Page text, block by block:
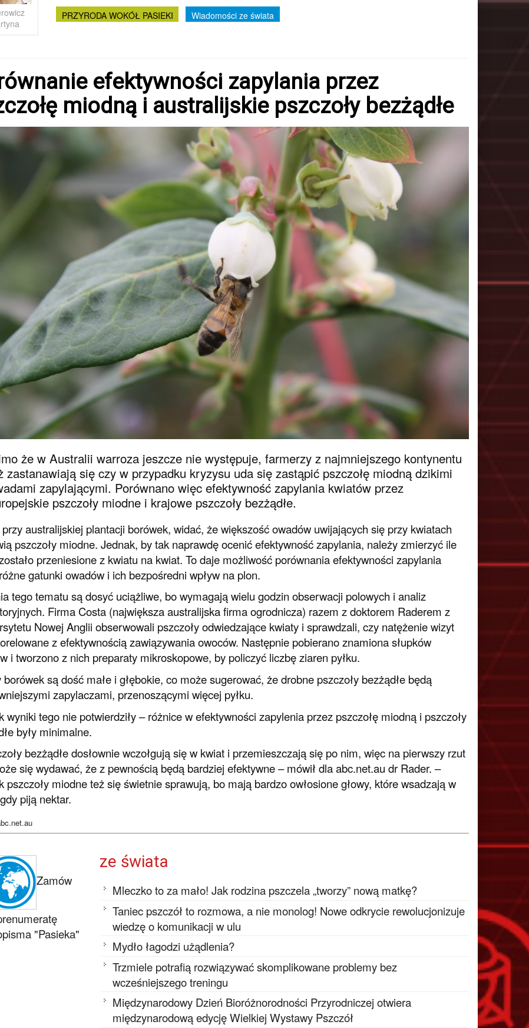
PRZYRODA WOKÓŁ PASIEKI Wiadomości ze świata
efektywności zapylania przez
miodną i australijskie pszczoły bezżądłe
że w Australii warroza jeszcze nie występuje, farmerzy z najmniejszego kontynentu
zastanawiają się czy w przypadku kryzysu uda się zastąpić pszczołę miodną dzikimi
zapylającymi. Porównano więc efektywność zapylania kwiatów przez
pszczoły miodne i krajowe pszczoły bezżądłe.
australijskiej plantacji borówek, widać, że większość owadów uwijających się przy kwiatach
pszczoły miodne. Jednak, by tak naprawdę ocenić efektywność zapylania, należy zmierzyć ile
przeniesione z kwiatu na kwiat. To daje możliwość porównania efektywności zapylania
gatunki owadów i ich bezpośredni wpływ na plon.
tego tematu są dosyć uciążliwe, bo wymagają wielu godzin obserwacji polowych i analiz
Firma Costa (największa australijska firma ogrodnicza) razem z doktorem Raderem z
Nowej Anglii obserwowali pszczoły odwiedzające kwiaty i sprawdzali, czy natężenie wizyt
z efektywnością zawiązywania owoców. Następnie pobierano znamiona słupków
i tworzono z nich preparaty mikroskopowe, by policzyć liczbę ziaren pyłku.
borówek są dość małe i głębokie, co może sugerować, że drobne pszczoły bezżądłe będą
zapylaczami, przenoszącymi więcej pyłku.
wyniki tego nie potwierdziły – różnice w efektywności zapylenia przez pszczołę miodną i pszczoły
były minimalne.
bezżądłe dosłownie wczołgują się w kwiat i przemieszczają się po nim, więc na pierwszy rzut
się wydawać, że z pewnością będą bardziej efektywne – mówił dla abc.net.au dr Rader. –
pszczoły miodne też się świetnie sprawują, bo mają bardzo owłosione głowy, które wsadzają w
piją nektar.
Zamów
"Pasieka"
ze świata
Mleczko to za mało! Jak rodzina pszczela „tworzy” nową matkę?
Taniec pszczół to rozmowa, a nie monolog! Nowe odkrycie rewolucjonizuje
wiedzę o komunikacji w ulu
Mydło łagodzi użądlenia?
Trzmiele potrafią rozwiązywać skomplikowane problemy bez
wcześniejszego treningu
Międzynarodowy Dzień Bioróżnorodności Przyrodniczej otwiera
międzynarodową edycję Wielkiej Wystawy Pszczół